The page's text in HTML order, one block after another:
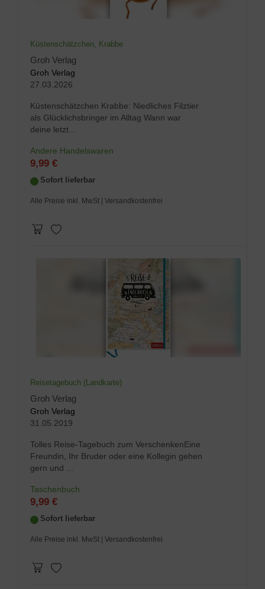
Küstenschätzchen, Krabbe
Groh Verlag
Groh Verlag
27.03.2026
Küstenschätzchen Krabbe: Niedliches Filztier
als Glücklichsbringer im Alltag Wann war
deine letzt...
Andere Handelswaren
9,99 €
Sofort lieferbar
Alle Preise inkl. MwSt | Versandkostenfrei
Reisetagebuch (Landkarte)
Groh Verlag
Groh Verlag
31.05.2019
Tolles Reise-Tagebuch zum VerschenkenEine
Freundin, Ihr Bruder oder eine Kollegin gehen
gern und ...
Taschenbuch
9,99 €
Sofort lieferbar
Alle Preise inkl. MwSt | Versandkostenfrei